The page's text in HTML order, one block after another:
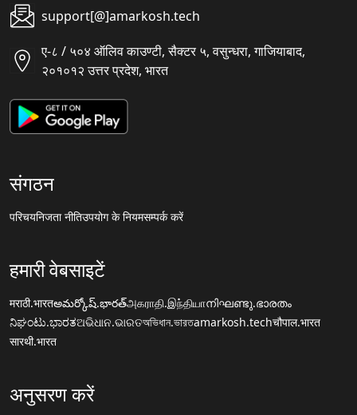
support[@]amarkosh.tech
ए-८ / ५०४ ऑलिव काउण्टी, सैक्टर ५, वसुन्धरा, गाजियाबाद,
२०१०१२ उत्तर प्रदेश, भारत
संगठन
परिचयनिजता नीतिउपयोग के नियमसम्पर्क करें
हमारी वेबसाइटें
मराठी.भारतఅమర్కోష్.భారత్அகராதி.இந்தியாനിഘണ്ടു.ഭാരതം
ನಿಘಂಟು.ಭಾರತଅଭିଧାନ.ଭାରତঅভিধান.ভারতamarkosh.techचौपाल.भारत
सारथी.भारत
अनुसरण करें